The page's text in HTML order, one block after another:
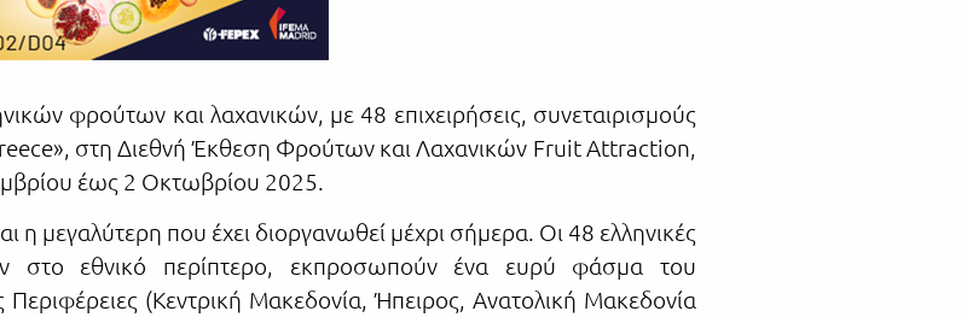
φρούτων και λαχανικών, με 48 επιχειρήσεις, συνεταιρισμούς
στη Διεθνή Έκθεση Φρούτων και Λαχανικών Fruit Attraction,
έως 2 Οκτωβρίου 2025.
μεγαλύτερη που έχει διοργανωθεί μέχρι σήμερα. Οι 48 ελληνικές
στο εθνικό περίπτερο, εκπροσωπούν ένα ευρύ φάσμα του
(Κεντρική Μακεδονία, Ήπειρος, Ανατολική Μακεδονία